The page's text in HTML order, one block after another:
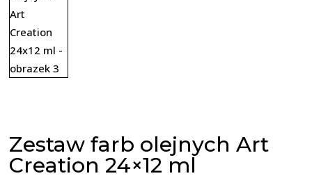
Zestaw farb olejnych Art
Creation 24×12 ml